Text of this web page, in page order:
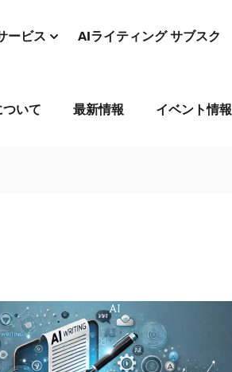
ービス AIライティング サブスク
いて 最新情報 イベント情報